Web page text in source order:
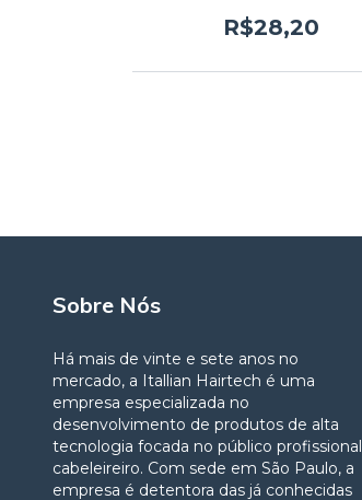
R$28,20
Sobre Nós
Há mais de vinte e sete anos no
mercado, a Itallian Hairtech é uma
empresa especializada no
desenvolvimento de produtos de alta
tecnologia focada no público profissional
cabeleireiro. Com sede em São Paulo, a
empresa é detentora das já conhecidas